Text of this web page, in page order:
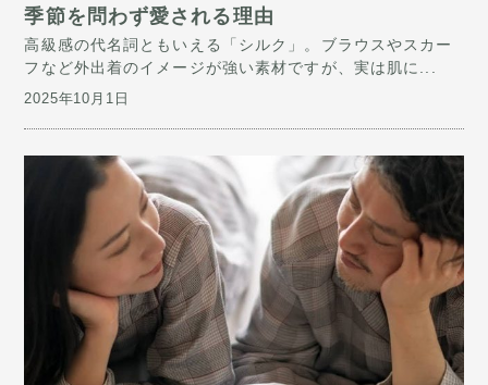
季節を問わず愛される理由
高級感の代名詞ともいえる「シルク」。ブラウスやスカー
フなど外出着のイメージが強い素材ですが、実は肌に...
2025年10月1日